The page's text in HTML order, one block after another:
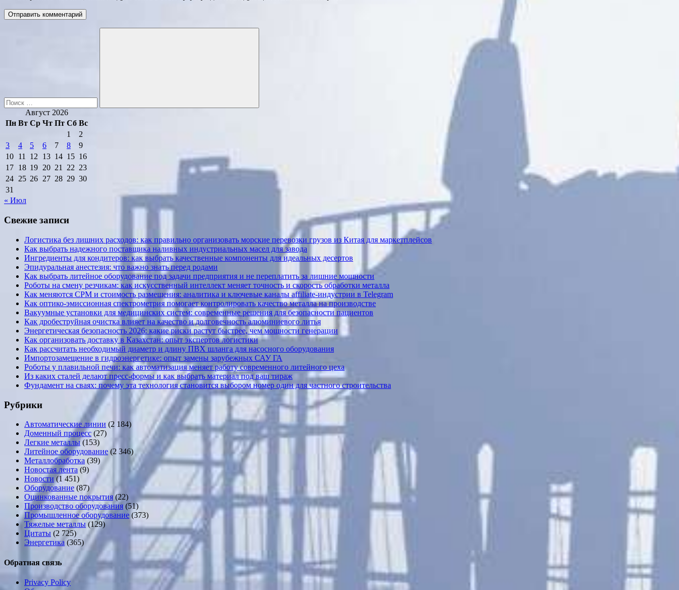
Поиск
Август 2026
Пн Вт Ср Чт Пт Сб Вс
1
2
3
4 5 6 7 8
9
10 11 12 13 14 15 16
17 18 19 20 21 22 23
24 25 26 27 28 29 30
31
« Июл
Свежие записи
Логистика без лишних расходов: как правильно организовать морские перевозки грузов из Китая для маркетплейсов
Как выбрать надежного поставщика наливных индустриальных масел для завода
Ингредиенты для кондитеров: как выбрать качественные компоненты для идеальных десертов
Эпидуральная анестезия: что важно знать перед родами
Как выбрать литейное оборудование под задачи предприятия и не переплатить за лишние мощности
Роботы на смену резчикам: как искусственный интеллект меняет точность и скорость обработки металла
Как меняются CPM и стоимость размещения: аналитика и ключевые каналы affiliate-индустрии в Telegram
Как оптико-эмиссионная спектрометрия помогает контролировать качество металла на производстве
Вакуумные установки для медицинских систем: современные решения для безопасности пациентов
Как дробеструйная очистка влияет на качество и долговечность алюминиевого литья
Энергетическая безопасность 2026: какие риски растут быстрее, чем мощности генерации
Как организовать доставку в Казахстан: опыт экспертов логистики
Как рассчитать необходимый диаметр и длину ПВХ шланга для насосного оборудования
Импортозамещение в гидроэнергетике: опыт замены зарубежных САУ ГА
Роботы у плавильной печи: как автоматизация меняет работу современного литейного цеха
Из каких сталей делают пресс-формы и как выбрать материал под ваш тираж
Фундамент на сваях: почему эта технология становится выбором номер один для частного строительства
Рубрики
Автоматические линии (2 184)
Доменный процесс (27)
Легкие металлы(153)
Литейное оборудование (2 346)
Металлобработка (39)
Новостая лента (9)
Новости (1 451)
Оборудование (87)
Оцинкованные покрытия (22)
Производство оборудования (51)
Промышленное оборудование (373)
Тяжелые металлы (129)
Цитаты (2 725)
Энергетика (365)
Обратная связь
Privacy Policy